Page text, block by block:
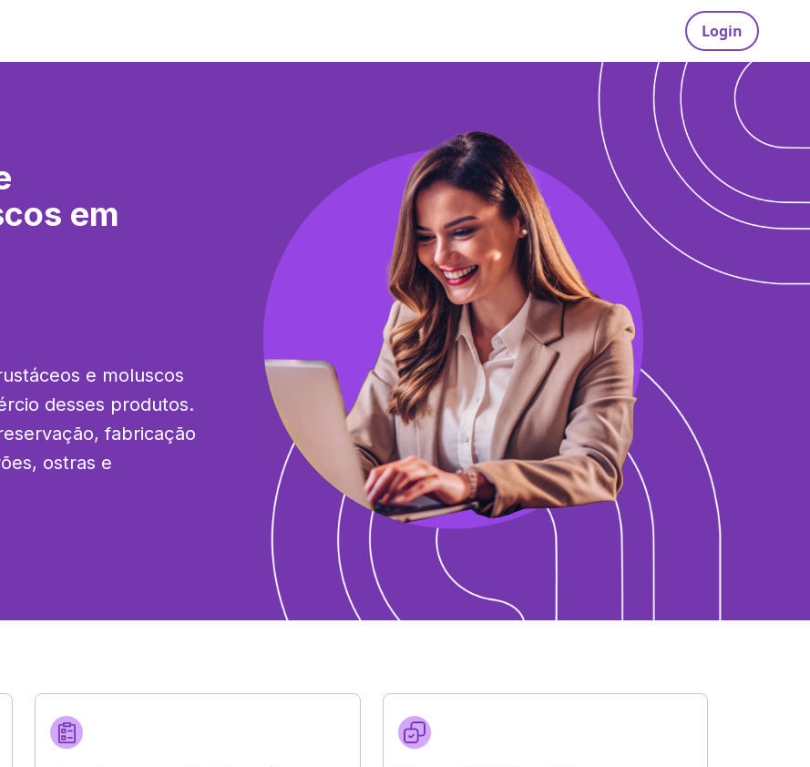
Login
em
e moluscos
desses produtos.
fabricação
ostras e